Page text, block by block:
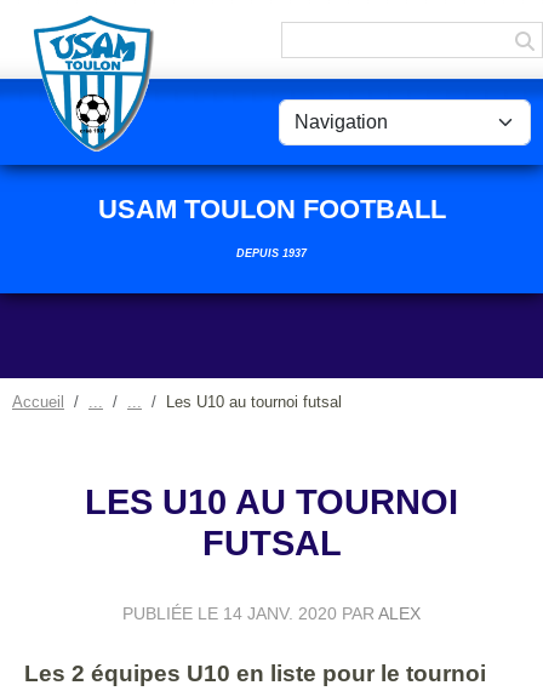
USAM TOULON FOOTBALL
DEPUIS 1937
Accueil Les U10 au tournoi futsal
LES U10 AU TOURNOI
FUTSAL
PUBLIÉE LE 14 JANV. 2020 PAR ALEX
Les 2 équipes U10 en liste pour le tournoi
Panneau de gestion des cookies